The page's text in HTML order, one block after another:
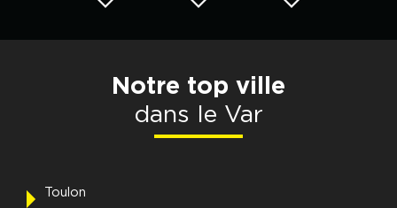
Notre top ville
dans le Var
Toulon